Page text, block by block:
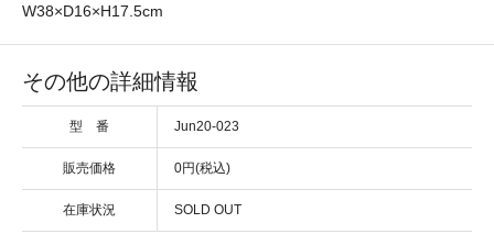
W38×D16×H17.5cm
その他の詳細情報
型 番 Jun20-023
販売価格 0円(税込)
在庫状況 SOLD OUT